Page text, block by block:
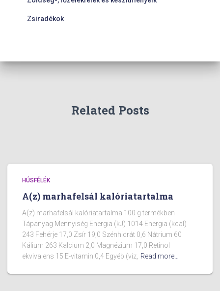
Zsiradékok
Related Posts
HÚSFÉLÉK
A(z) marhafelsál kalóriatartalma
A(z) marhafelsál kalóriatartalma 100 g termékben
Tápanyag Mennyiség Energia (kJ) 1014 Energia (kcal)
243 Fehérje 17,0 Zsír 19,0 Szénhidrát 0,6 Nátrium 60
Kálium 263 Kalcium 2,0 Magnézium 17,0 Retinol
ekvivalens 15 E-vitamin 0,4 Egyéb (víz, Read more…